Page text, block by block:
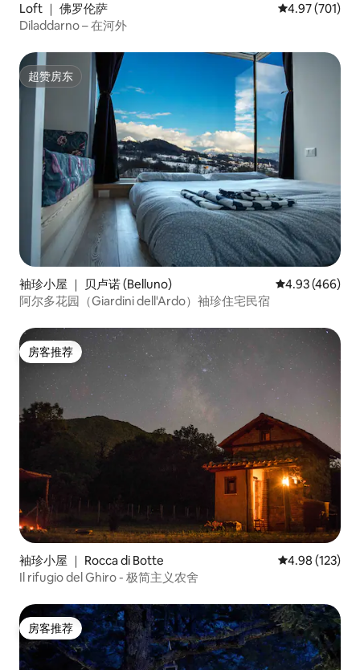
Loft ｜ 佛罗伦萨 平均评分 4.97
4.97 (701)
Diladdarno – 在河外
超赞房东
超赞房东
袖珍小屋 ｜ 贝卢诺 (Belluno) 平均评分 4.93
4.93 (466)
阿尔多花园（Giardini dell'Ardo）袖珍住宅民宿
房客推荐
房客推荐
袖珍小屋 ｜ Rocca di Botte 平均评分 4.98
4.98 (123)
Il rifugio del Ghiro - 极简主义农舍
房客推荐
房客推荐